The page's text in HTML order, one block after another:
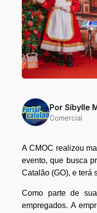
Por Síbylle
Comercial
A CMOC realizou
evento, que busca
Catalão (GO), e terá
Como parte de
empregados. A